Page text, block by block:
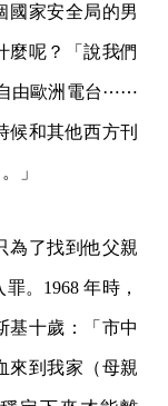
國家安全局的男
麼呢？「說我們
由歐洲電台⋯⋯
候和其他西方刊
」
為了找到他父親
。1968 年時，
基十歲：「市中
來到我家（母親